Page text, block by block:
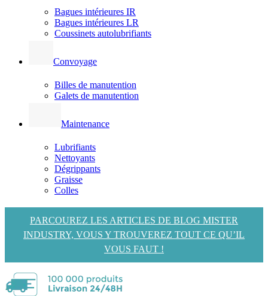
Bagues intérieures IR
Bagues intérieures LR
Coussinets autolubrifiants
Convoyage
Billes de manutention
Galets de manutention
Maintenance
Lubrifiants
Nettoyants
Dégrippants
Graisse
Colles
PARCOUREZ LES ARTICLES DE BLOG MISTER
INDUSTRY, VOUS Y TROUVEREZ TOUT CE QU’IL
VOUS FAUT !